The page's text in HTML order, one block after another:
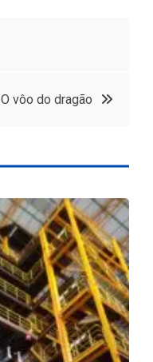
O vôo do dragão